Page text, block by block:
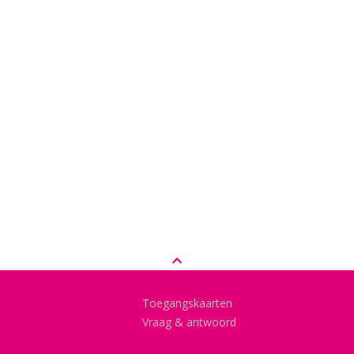
Toegangskaarten
Vraag & antwoord